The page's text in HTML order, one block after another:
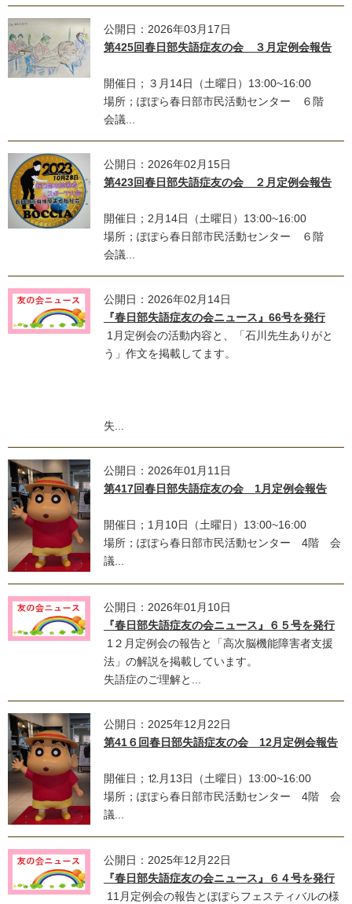
公開日：2026年03月17日
第425回春日部失語症友の会 ３月定例会報告
開催日；３月14日（土曜日）13:00~16:00
場所；ぽぽら春日部市民活動センター ６階
会議...
公開日：2026年02月15日
第423回春日部失語症友の会 ２月定例会報告
開催日；2月14日（土曜日）13:00~16:00
場所；ぽぽら春日部市民活動センター ６階
会議...
公開日：2026年02月14日
『春日部失語症友の会ニュース』66号を発行
1月定例会の活動内容と、「石川先生ありがと
う」作文を掲載してます。
失...
公開日：2026年01月11日
第417回春日部失語症友の会 1月定例会報告
開催日；1月10日（土曜日）13:00~16:00
場所；ぽぽら春日部市民活動センター 4階 会
議...
公開日：2026年01月10日
『春日部失語症友の会ニュース』６５号を発行
1２月定例会の報告と「高次脳機能障害者支援
法」の解説を掲載しています。
失語症のご理解と...
公開日：2025年12月22日
第41６回春日部失語症友の会 12月定例会報告
開催日；⒓月13日（土曜日）13:00~16:00
場所；ぽぽら春日部市民活動センター 4階 会
議...
公開日：2025年12月22日
『春日部失語症友の会ニュース』６４号を発行
11月定例会の報告とぽぽらフェスティバルの様